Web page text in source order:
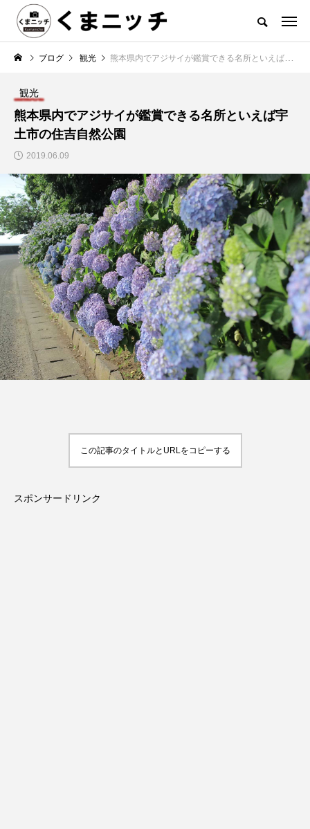
ブログ 観光 熊本県内でアジサイが鑑賞できる名所といえば宇土市の住吉自然公園
観光
熊本県内でアジサイが鑑賞できる名所といえば宇
土市の住吉自然公園
2019.06.09
この記事のタイトルとURLをコピーする
スポンサードリンク